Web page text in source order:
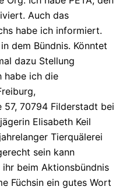
Auch das
habe ich informiert.
dem Bündnis. Könntet
dazu Stellung
habe ich die
57, 70794 Filderstadt bei
Elisabeth Keil
Tierquälerei
sein kann
beim Aktionsbündnis
Füchsin ein gutes Wort